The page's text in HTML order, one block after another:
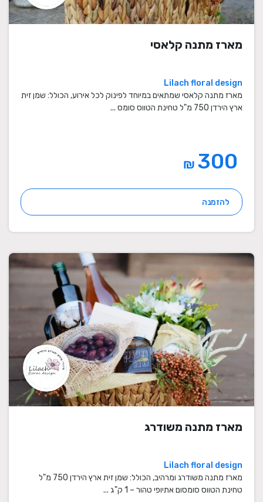
מארז מתנה קלאסי
Lilach floral design
מארז מתנה קלאסי שמתאים במיוחד לפינוק לכל אירוע, הכולל: שמן זית
ארץ הירדן 750 מ"ל טחינת הטווס סומס ...
₪
להזמנה
מארז מתנה משודרג
Lilach floral design
מארז מתנה משודרג ומרהיב, הכולל: שמן זית ארץ הירדן 750 מ"ל
טחינת הטווס סומסום אתיופי טהור – 1 ק"ג ...